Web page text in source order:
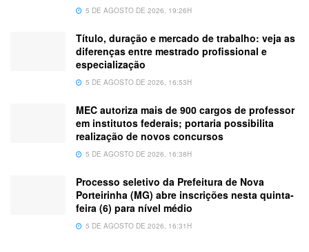
5 DE AGOSTO DE 2026, 19:26H
Título, duração e mercado de trabalho: veja as
diferenças entre mestrado profissional e
especialização
5 DE AGOSTO DE 2026, 16:53H
MEC autoriza mais de 900 cargos de professor
em institutos federais; portaria possibilita
realização de novos concursos
5 DE AGOSTO DE 2026, 16:38H
Processo seletivo da Prefeitura de Nova
Porteirinha (MG) abre inscrições nesta quinta-
feira (6) para nível médio
5 DE AGOSTO DE 2026, 16:31H